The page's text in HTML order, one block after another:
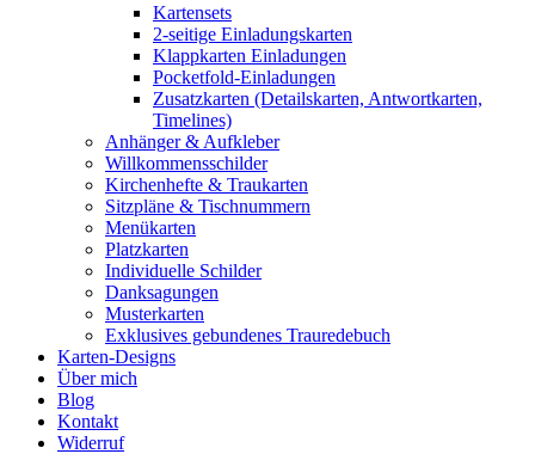
Kartensets
2-seitige Einladungskarten
Klappkarten Einladungen
Pocketfold-Einladungen
Zusatzkarten (Detailskarten, Antwortkarten,
Timelines)
Anhänger & Aufkleber
Willkommensschilder
Kirchenhefte & Traukarten
Sitzpläne & Tischnummern
Menükarten
Platzkarten
Individuelle Schilder
Danksagungen
Musterkarten
Exklusives gebundenes Trauredebuch
Karten-Designs
Über mich
Blog
Kontakt
Widerruf